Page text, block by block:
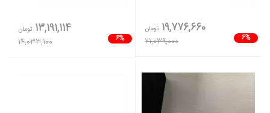
6%
19,776,660 تومان
21,039,000
6%
13,191,114 تومان
14,033,100